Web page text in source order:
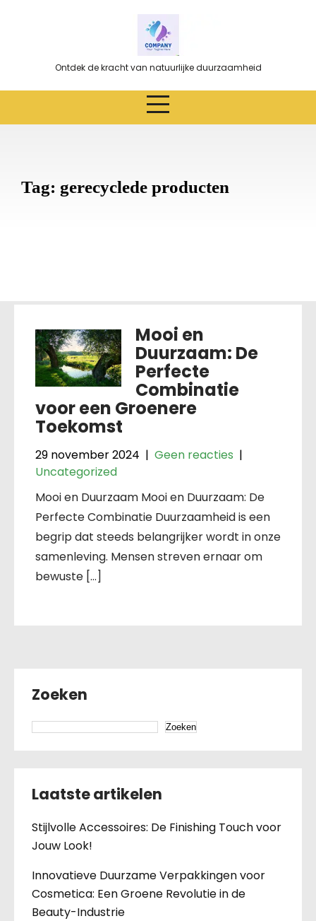
Ontdek de kracht van natuurlijke duurzaamheid
Tag: gerecyclede producten
Mooi en
Duurzaam: De
Perfecte
Combinatie
voor een Groenere
Toekomst
29 november 2024 | Geen reacties |
Uncategorized
Mooi en Duurzaam Mooi en Duurzaam: De
Perfecte Combinatie Duurzaamheid is een
begrip dat steeds belangrijker wordt in onze
samenleving. Mensen streven ernaar om
bewuste […]
Zoeken
Zoeken
Laatste artikelen
Stijlvolle Accessoires: De Finishing Touch voor
Jouw Look!
Innovatieve Duurzame Verpakkingen voor
Cosmetica: Een Groene Revolutie in de
Beauty-Industrie